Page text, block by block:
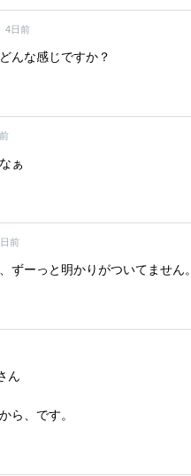
4日前
んな感じですか？
ぁ
前
ずーっと明かりがついてません。
ん
ら、です。